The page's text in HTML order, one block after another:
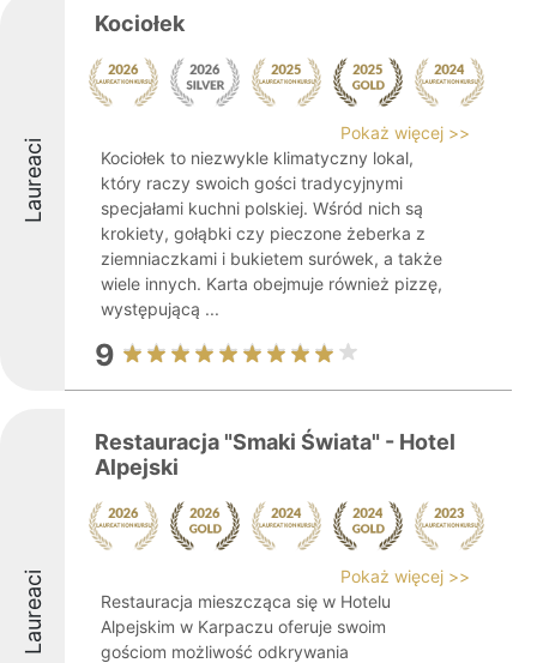
Laureaci
Kociołek
Pokaż więcej >>
Kociołek to niezwykle klimatyczny lokal,
który raczy swoich gości tradycyjnymi
specjałami kuchni polskiej. Wśród nich są
krokiety, gołąbki czy pieczone żeberka z
ziemniaczkami i bukietem surówek, a także
wiele innych. Karta obejmuje również pizzę,
występującą ...
9
Laureaci
Restauracja "Smaki Świata" - Hotel
Alpejski
Pokaż więcej >>
Restauracja mieszcząca się w Hotelu
Alpejskim w Karpaczu oferuje swoim
gościom możliwość odkrywania